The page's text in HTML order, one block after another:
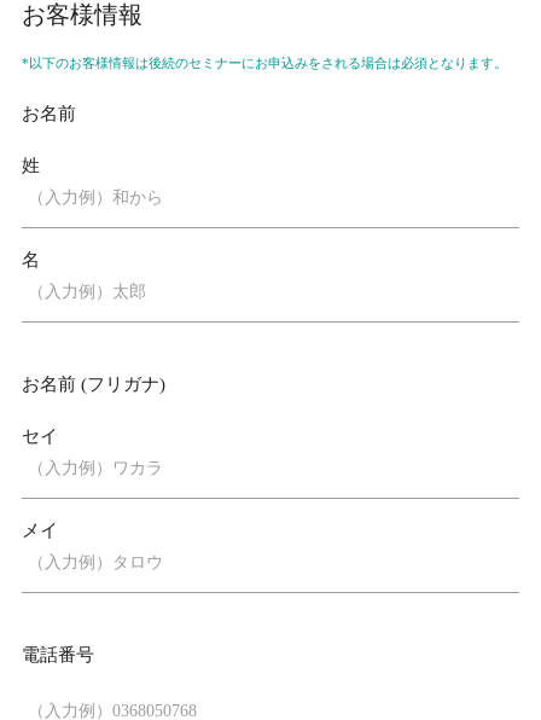
お客様情報
*以下のお客様情報は後続のセミナーにお申込みをされる場合は必須となります。
お名前
姓
名
お名前 (フリガナ)
セイ
メイ
電話番号